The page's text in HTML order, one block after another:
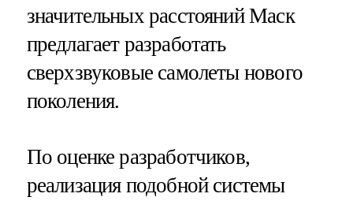
значительных расстояний Маск
предлагает разработать
сверхзвуковые самолеты нового
поколения.
По оценке разработчиков,
реализация подобной системы